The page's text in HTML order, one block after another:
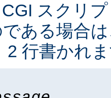
スクリ
ある場合
2 行書かれ